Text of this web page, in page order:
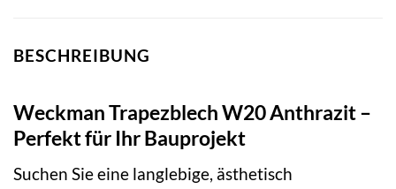
BESCHREIBUNG
Weckman Trapezblech W20 Anthrazit –
Perfekt für Ihr Bauprojekt
Suchen Sie eine langlebige, ästhetisch